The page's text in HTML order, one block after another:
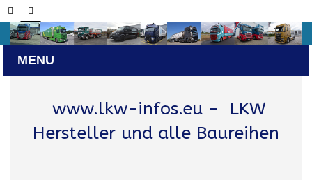
www.lkw-infos.eu- LKW
Hersteller und alle Baureihen